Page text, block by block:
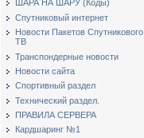
ШАРА НА ШАРУ (Коды)
Спутниковый интернет
Новости Пакетов Спутникового
ТВ
Транспондерные новости
Новости сайта
Спортивный раздел
Технический раздел.
ПРАВИЛА СЕРВЕРА
Кардшаринг №1